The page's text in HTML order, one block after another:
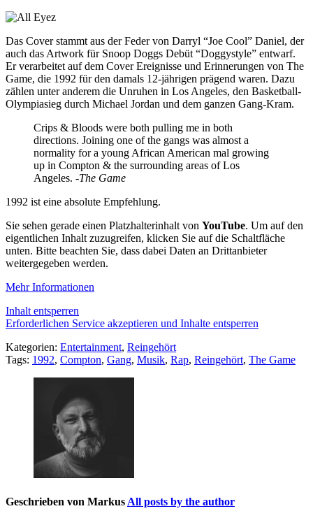
Das Cover stammt aus der Feder von Darryl “Joe Cool” Daniel, der
auch das Artwork für Snoop Doggs Debüt “Doggystyle” entwarf.
Er verarbeitet auf dem Cover Ereignisse und Erinnerungen von The
Game, die 1992 für den damals 12-jährigen prägend waren. Dazu
zählen unter anderem die Unruhen in Los Angeles, den Basketball-
Olympiasieg durch Michael Jordan und dem ganzen Gang-Kram.
Crips & Bloods were both pulling me in both
directions. Joining one of the gangs was almost a
normality for a young African American mal growing
up in Compton & the surrounding areas of Los
Angeles. -The Game
1992 ist eine absolute Empfehlung.
Sie sehen gerade einen Platzhalterinhalt von YouTube. Um auf den
eigentlichen Inhalt zuzugreifen, klicken Sie auf die Schaltfläche
unten. Bitte beachten Sie, dass dabei Daten an Drittanbieter
weitergegeben werden.
Mehr Informationen
Inhalt entsperren
Erforderlichen Service akzeptieren und Inhalte entsperren
Kategorien: Entertainment, Reingehört
Tags: 1992, Compton, Gang, Musik, Rap, Reingehört, The Game
Geschrieben von Markus All posts by the author